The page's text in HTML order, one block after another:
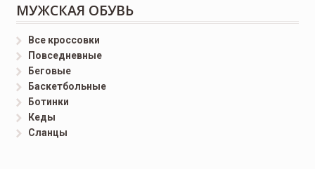
МУЖСКАЯ ОБУВЬ
Все кроссовки
Повседневные
Беговые
Баскетбольные
Ботинки
Кеды
Сланцы